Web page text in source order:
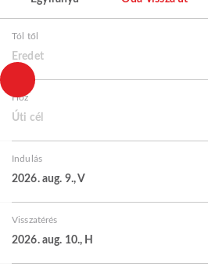
Tól től
Eredet
Hoz
Úti cél
Indulás
2026. aug. 9., V
Visszatérés
2026. aug. 10., H